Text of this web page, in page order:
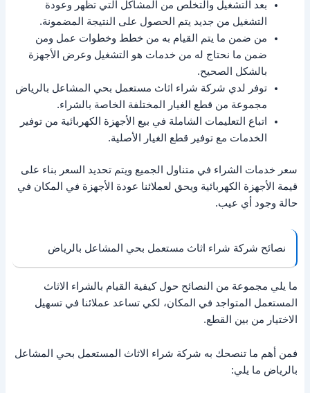
بعد التشغيل والتخلص من المشاكل التي تظهر وعودة
التشغيل من جديد يتم الحصول على النتيجة المضمونة.
من ضمن ما يتم القيام به من خطط وخطوات عمل ومن
ضمن ما نحتاج له من خدمات هو التشغيل وعرض الأجهزة
بالشكل الصحيح.
توفر لدي شركة شراء اثاث مستعمل بحي المشاعل بالرياض
مجموعة من قطع الغيار المختلفة الخاصة بالشراء.
اتباع التعليمات الشاملة في بيع الأجهزة الكهربائية من توفير
الخدمات مع توفير قطع الغيار الأصلية.
سعر خدمات الشراء في متناول الجميع ويتم تحديد السعر بناء على
قيمة الأجهزة الكهربائية ويحق لعملائنا عودة الأجهزة في المكان في
حالة وجود أي عيب.
نصائح شركة شراء اثاث مستعمل بحي المشاعل بالرياض
ما يلي مجموعة من النصائح حول كيفية القيام بالشراء الاثاث
المستعمل المتواجد في المكان، لكي تساعد عملائنا في تسهيل
الاختيار من بين القطع.
فمن أهم ما تنصحك به شركة شراء الاثاث المستعمل بحي المشاعل
بالرياض ما يلي: